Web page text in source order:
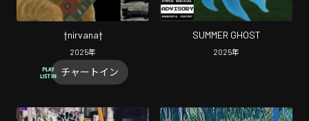
†nirvana†
2025年
チャートイン
SUMMER GHOST
2025年